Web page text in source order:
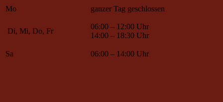
Mo ganzer Tag geschlossen
Di, Mi, Do, Fr
06:00 – 12:00 Uhr
14:00 – 18:30 Uhr
Sa 06:00 – 14:00 Uhr